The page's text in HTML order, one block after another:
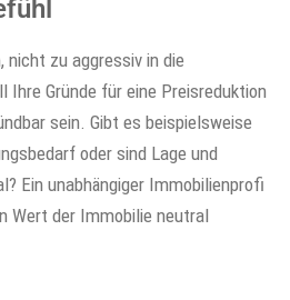
zu aggressiv in die
Ihre Gründe für eine Preisreduktion
sein. Gibt es beispielsweise
oder sind Lage und
Ein unabhängiger Immobilienprofi
Wert der Immobilie neutral